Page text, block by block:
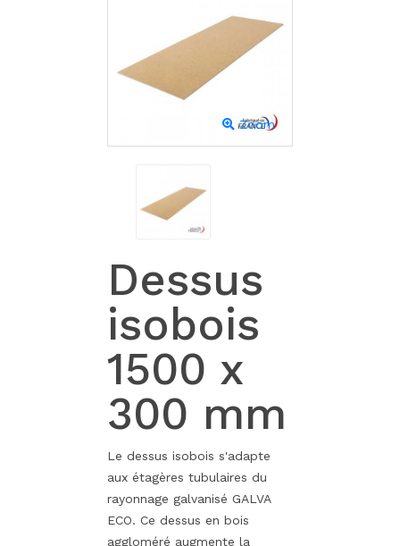
Zoom
Dessus
isobois
1500 x
300 mm
Le dessus isobois s'adapte
aux étagères tubulaires du
rayonnage galvanisé GALVA
ECO. Ce dessus en bois
aggloméré augmente la